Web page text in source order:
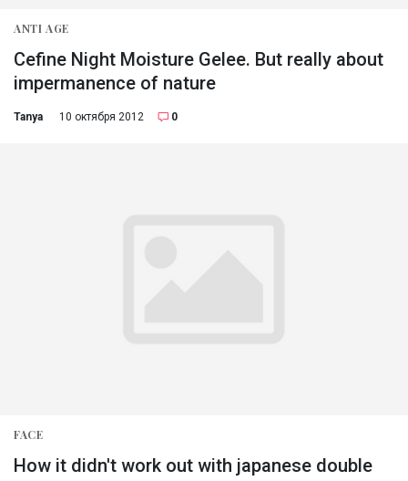
ANTI AGE
Сefine Night Moisture Gelee. But really about
impermanence of nature
Tanya 10 октября 2012 0
FACE
How it didn't work out with japanese double